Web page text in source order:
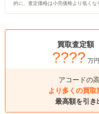
的に、査定価格は小売価格より低くな
買取査定額
???? 万円
アコードの
より多くの買取
最高額を引き